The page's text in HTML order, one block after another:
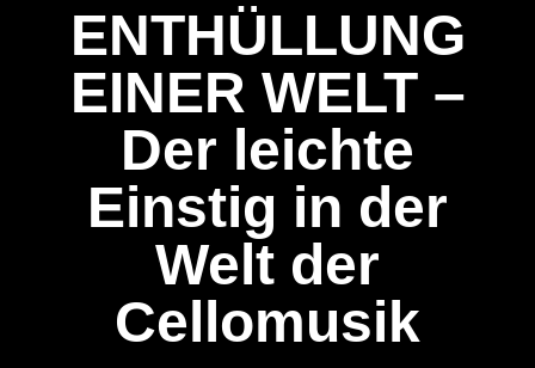
ENTHÜLLUNG
EINER WELT –
Der leichte
Einstig in der
Welt der
Cellomusik